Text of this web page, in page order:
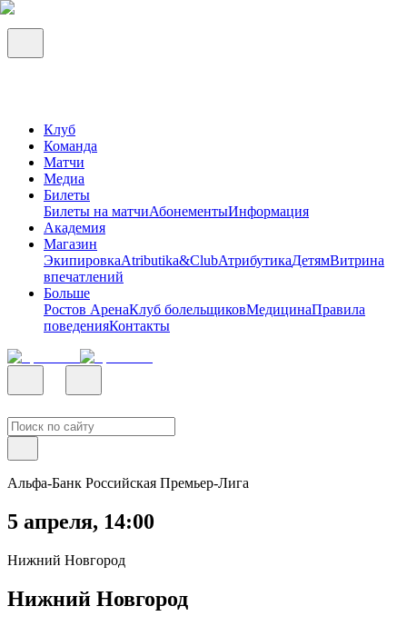
Клуб
Команда
Матчи
Медиа
Билеты
Билеты на матчиАбонементыИнформация
Академия
Магазин
ЭкипировкаAtributika&ClubАтрибутикаДетямВитрина
впечатлений
Больше
Ростов АренаКлуб болельщиковМедицинаПравила
поведенияКонтакты
Альфа-Банк Российская Премьер-Лига
5 апреля, 14:00
Нижний Новгород
Нижний Новгород